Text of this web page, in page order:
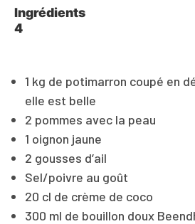
Ingrédients
4
1 kg de potimarron coupé en
elle est belle
2 pommes avec la peau
1 oignon jaune
2 gousses d’ail
Sel/poivre au goût
20 cl de crème de coco
300 ml de bouillon doux